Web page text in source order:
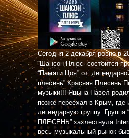
Сегодня 2 декабря ровно в
“Шансон Плюс” состоится
“Памяти Цоя” от
плесень” Красная Плесень
музыки!!! Яцына Павел
позже переехал в Крым, где
легендарную группу.
ПЛЕСЕНЬ” захлестнула
весь музыкальный рынок